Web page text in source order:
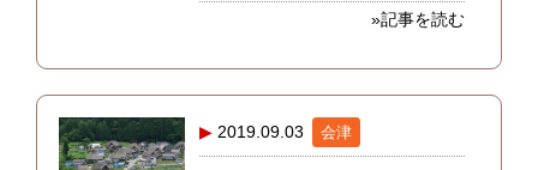
»記事を読む
2019.09.03 会津